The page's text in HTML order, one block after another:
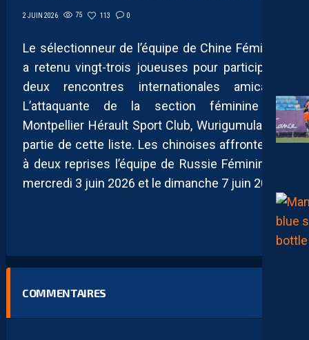
2 JUIN 2026 75 113 0
Le sélectionneur de l’équipe de Chine Féminine
a retenu vingt-trois joueuses pour participer à
deux rencontres internationales amicales.
L’attaquante de la section féminine du
Montpellier Hérault Sport Club, Wurigumula, fait
partie de cette liste. Les chinoises affronteront
à deux reprises l’équipe de Russie Féminine le
mercredi 3 juin 2026 et le dimanche 7 juin 2026.
COMMENTAIRES